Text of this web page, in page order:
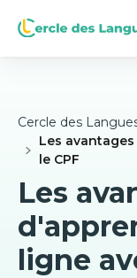
Cercle des
Les
le CPF
Les
ligne